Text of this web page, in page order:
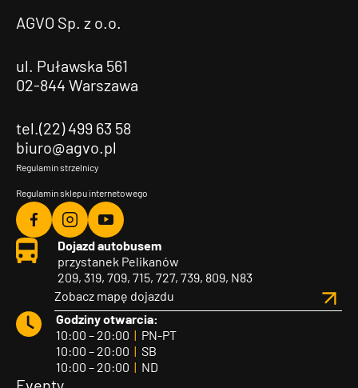
AGVO Sp. z o.o.
ul. Puławska 561
02-844 Warszawa
tel.(22) 499 63 58
biuro@agvo.pl
Regulamin strzelnicy
Regulamin sklepu internetowego
Agvo
Facebook
Agvo
Instagram
Agvo
YouTube
Dojazd autobusem
przystanek Pelikanów
209, 319, 709, 715, 727, 739, 809, N83
Zobacz mapę dojazdu
Godziny otwarcia:
10:00 – 20:00 | PN-PT
10:00 – 20:00 | SB
10:00 – 20:00 | ND